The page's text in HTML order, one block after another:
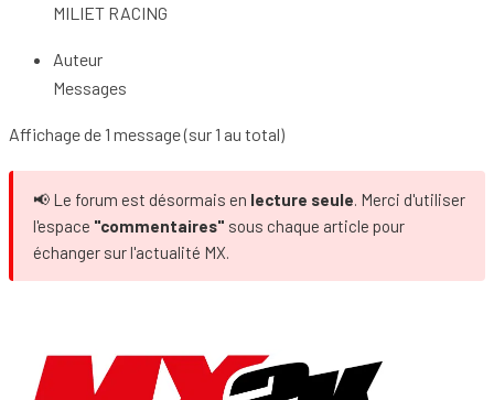
MILIET RACING
Auteur
Messages
Affichage de 1 message (sur 1 au total)
📢 Le forum est désormais en lecture seule. Merci d'utiliser
l'espace "commentaires" sous chaque article pour
échanger sur l'actualité MX.